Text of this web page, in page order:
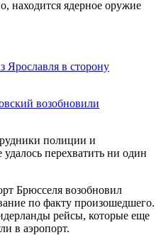
находится ядерное оружие
Ярославля в сторону
возобновили
полиции и
перехватить ни один
Брюсселя возобновил
по факту произошедшего.
рейсы, которые еще
в аэропорт.